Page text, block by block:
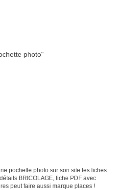
pochette photo sur son site les fiches
BRICOLAGE, fiche PDF avec
peut faire aussi marque places !